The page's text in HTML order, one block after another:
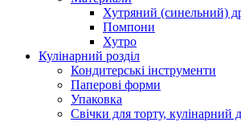
Хутряний (синельний)
Помпони
Хутро
Кулінарний розділ
Кондитерські інструменти
Паперові форми
Упаковка
Свічки для торту, кулінарний